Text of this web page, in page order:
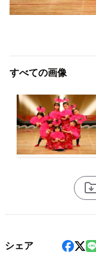
すべての画像
シェア